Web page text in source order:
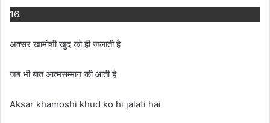
16.
अक्सर खामोशी खुद को ही जलाती है
जब भी बात आत्मसम्मान की आती है
Aksar khamoshi khud ko hi jalati hai